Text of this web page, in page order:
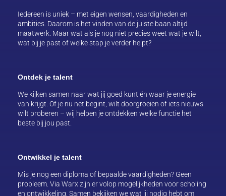
Iedereen is uniek – met eigen wensen, vaardigheden en
ambities. Daarom is het vinden van de juiste baan altijd
maatwerk. Maar wat als je nog niet precies weet wat je wilt,
wat bij je past of welke stap je verder helpt?
Ontdek je talent
We kijken samen naar wat jij goed kunt én waar je energie
van krijgt. Of je nu net begint, wilt doorgroeien of iets nieuws
wilt proberen – wij helpen je ontdekken welke functie het
beste bij jou past.
Ontwikkel je talent
Mis je nog een diploma of bepaalde vaardigheden? Geen
probleem. Via Warx zijn er volop mogelijkheden voor scholing
en ontwikkeling. Samen bekijken we wat jij nodig hebt om